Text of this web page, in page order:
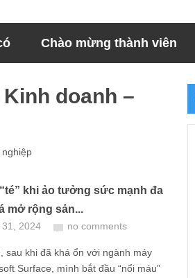
Chào mừng thành viên
doanh –
khi ảo tưởng sức mạnh đa
mở rộng sản...
31, 2024 no comments
sau khi đã khá ổn với ngành máy
Surface, mình bắt đầu “nổi máu”